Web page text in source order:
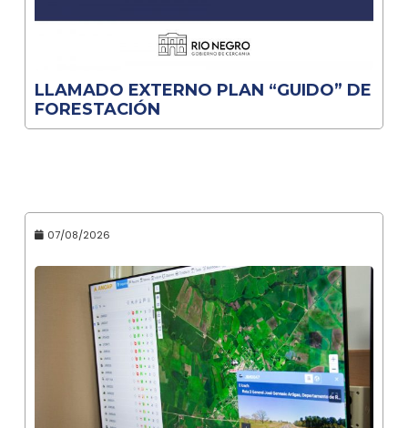
LLAMADO EXTERNO PLAN “GUIDO” DE
FORESTACIÓN
07/08/2026